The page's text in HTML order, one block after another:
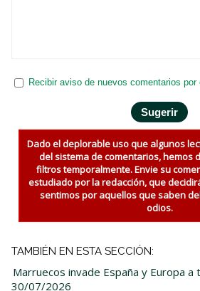
Recibir aviso de nuevos comentarios por
Dado el deplorable uso que algunos
del sistema de comentarios, hemos
filtros temporalmente. Envie su
estudiado por la redacción, que
sentimos por aquellos que saben
odios.
TAMBIÉN EN ESTA SECCIÓN:
Marruecos invade España y Europa a
30/07/2026